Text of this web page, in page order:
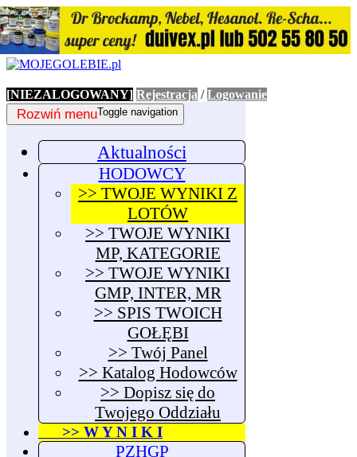
[NIEZALOGOWANY] Rejestracja /Logowanie
Toggle navigation
Rozwiń menu
Aktualności
HODOWCY
>> TWOJE WYNIKI Z
LOTÓW
>> TWOJE WYNIKI
MP, KATEGORIE
>> TWOJE WYNIKI
GMP, INTER, MR
>> SPIS TWOICH
GOŁĘBI
>> Twój Panel
>> Katalog Hodowców
>> Dopisz się do
Twojego Oddziału
>> W Y N I K I
PZHGP